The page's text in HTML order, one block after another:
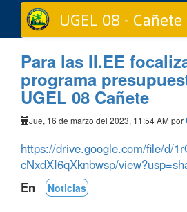
UGEL 08 - Cañete
Para las II.EE
programa
UGEL 08 Cañete
Jue, 16 de marzo del 2023, 11:54 AM por
https://drive.google.com/file/d/
cNxdXI6qXknbwsp/
En
Noticias